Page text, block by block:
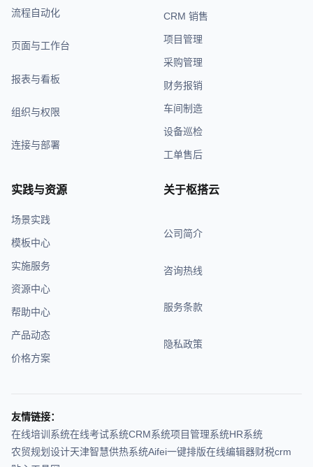
流程自动化
页面与工作台
报表与看板
组织与权限
连接与部署
CRM 销售
项目管理
采购管理
财务报销
车间制造
设备巡检
工单售后
实践与资源
场景实践
模板中心
实施服务
资源中心
帮助中心
产品动态
价格方案
关于枢搭云
公司简介
咨询热线
服务条款
隐私政策
友情链接：
在线培训系统在线考试系统CRM系统项目管理系统HR系统
农贸规划设计天津智慧供热系统Aifei一键排版在线编辑器财税crm